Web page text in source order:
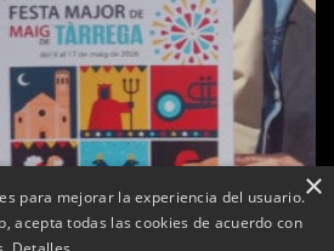
i The Targarians, caps de
×
para mejorar la experiencia del usuario.
acepta todas las cookies de acuerdo con